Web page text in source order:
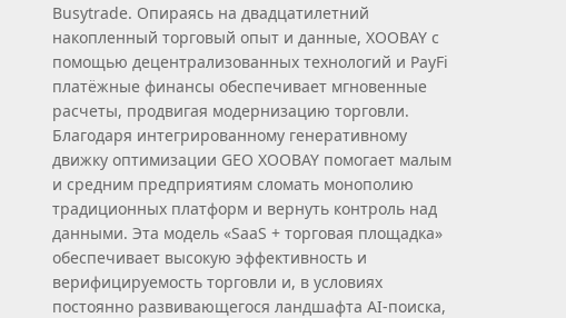
Busytrade. Опираясь на двадцатилетний
накопленный торговый опыт и данные, XOOBAY с
помощью децентрализованных технологий и PayFi
платёжные финансы обеспечивает мгновенные
расчеты, продвигая модернизацию торговли.
Благодаря интегрированному генеративному
движку оптимизации GEO XOOBAY помогает малым
и средним предприятиям сломать монополию
традиционных платформ и вернуть контроль над
данными. Эта модель «SaaS + торговая площадка»
обеспечивает высокую эффективность и
верифицируемость торговли и, в условиях
постоянно развивающегося ландшафта AI‑поиска,